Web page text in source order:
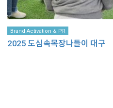
Brand Activation & PR
2025 도심속목장나들이 대구